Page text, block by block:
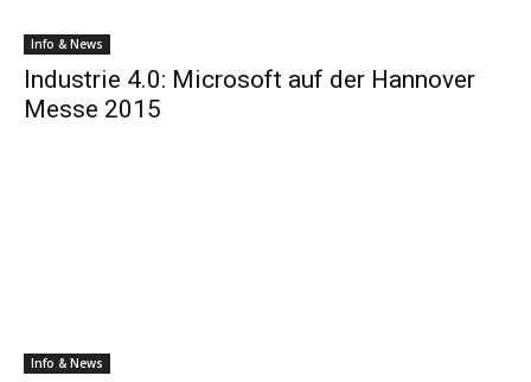
Info & News
Industrie 4.0: Microsoft auf der Hannover
Messe 2015
Info & News